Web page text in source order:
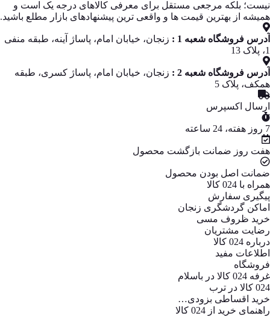
نیست؛ بلکه مرجعی مستقل برای معرفی کالاهای درجه یک است و
همیشه از بهترین قیمت‌ ها و واقعی‌ ترین پیشنهادهای بازار مطلع باشید.
آدرس فروشگاه شعبه 1 :
زنجان، خیابان امام، پاساژ آینه، طبقه منفی
1، پلاک 13
آدرس فروشگاه شعبه 2 :
زنجان، خیابان امام، پاساژ کسری، طبقه
همکف، پلاک 5
ارسال اکسپرس
7 روز هفته، 24 ساعته
هفت روز ضمانت بازگشت محصول
ضمانت اصل بودن محصول
همراه با 024 کالا
پیگیری سفارش
اماکن گردشگری زنجان
خرید ظروف مسی
رضایت مشتریان
درباره 024 کالا
اطلاعات مفید
فروشگاه
غرفه 024 کالا در باسلام
024 کالا در ترب
خرید اقساطی بزودی…
راهنمای خرید از 024 کالا